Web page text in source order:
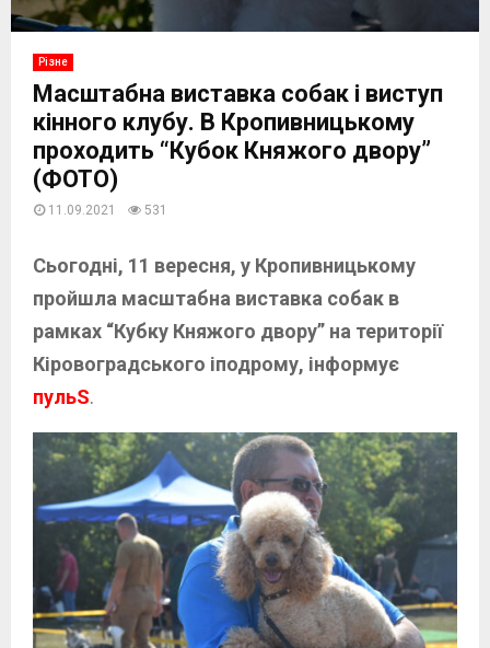
Різне
Масштабна виставка собак і виступ
кінного клубу. В Кропивницькому
проходить “Кубок Княжого двору”
(ФОТО)
11.09.2021 531
Сьогодні, 11 вересня, у Кропивницькому
пройшла масштабна виставка собак в
рамках “Кубку Княжого двору” на території
Кіровоградського іподрому, інформує
пульS.